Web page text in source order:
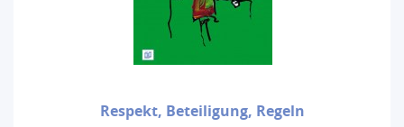
Respekt, Beteiligung, Regeln